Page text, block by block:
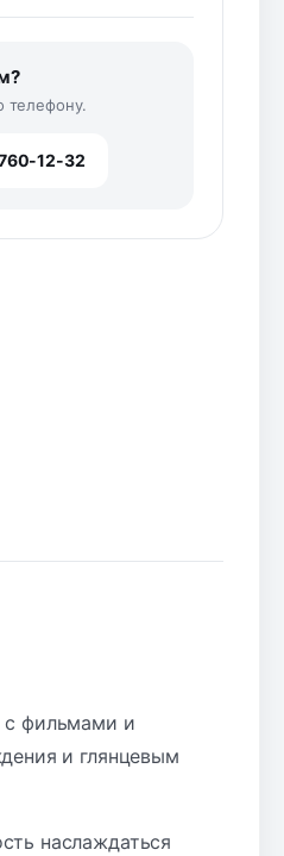
телефону.
12-32
с фильмами и
и глянцевым
наслаждаться